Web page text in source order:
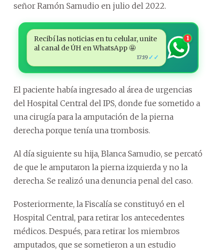
señor Ramón Samudio en julio del 2022.
Recibí las noticias en tu celular, unite
al canal de ÚH en WhatsApp 🤩
17:19 ✓✓
1
El paciente había ingresado al área de urgencias
del Hospital Central del IPS, donde fue sometido a
una cirugía para la amputación de la pierna
derecha porque tenía una trombosis.
Al día siguiente su hija, Blanca Samudio, se percató
de que le amputaron la pierna izquierda y no la
derecha. Se realizó una denuncia penal del caso.
Posteriormente, la Fiscalía se constituyó en el
Hospital Central, para retirar los antecedentes
médicos. Después, para retirar los miembros
amputados, que se sometieron a un estudio